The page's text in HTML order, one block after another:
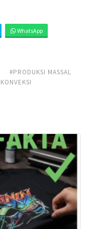
WhatsApp
#PRODUKSI MASSAL